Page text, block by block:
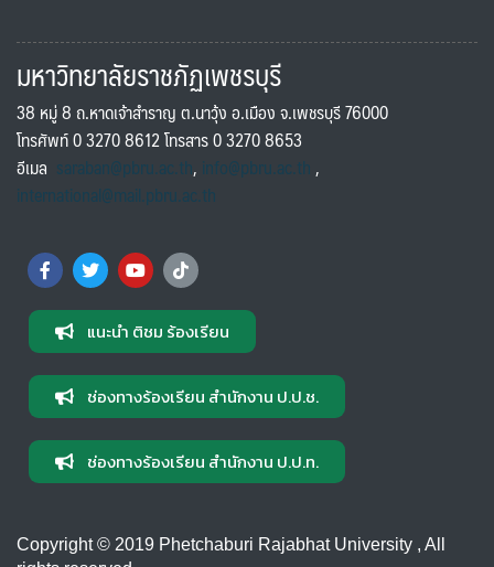
มหาวิทยาลัยราชภัฏเพชรบุรี
38 หมู่ 8 ถ.หาดเจ้าสำราญ ต.นาวุ้ง อ.เมือง จ.เพชรบุรี 76000
โทรศัพท์ 0 3270 8612 โทรสาร 0 3270 8653
อีเมล saraban@pbru.ac.th, info@pbru.ac.th,
international@mail.pbru.ac.th
แนะนำ ติชม ร้องเรียน
ช่องทางร้องเรียน สำนักงาน ป.ป.ช.
ช่องทางร้องเรียน สำนักงาน ป.ป.ท.
Copyright © 2019 Phetchaburi Rajabhat University , All